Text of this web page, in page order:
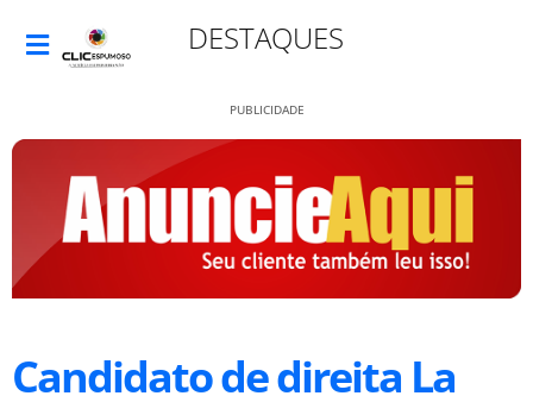
DESTAQUES
PUBLICIDADE
Candidato de direita La